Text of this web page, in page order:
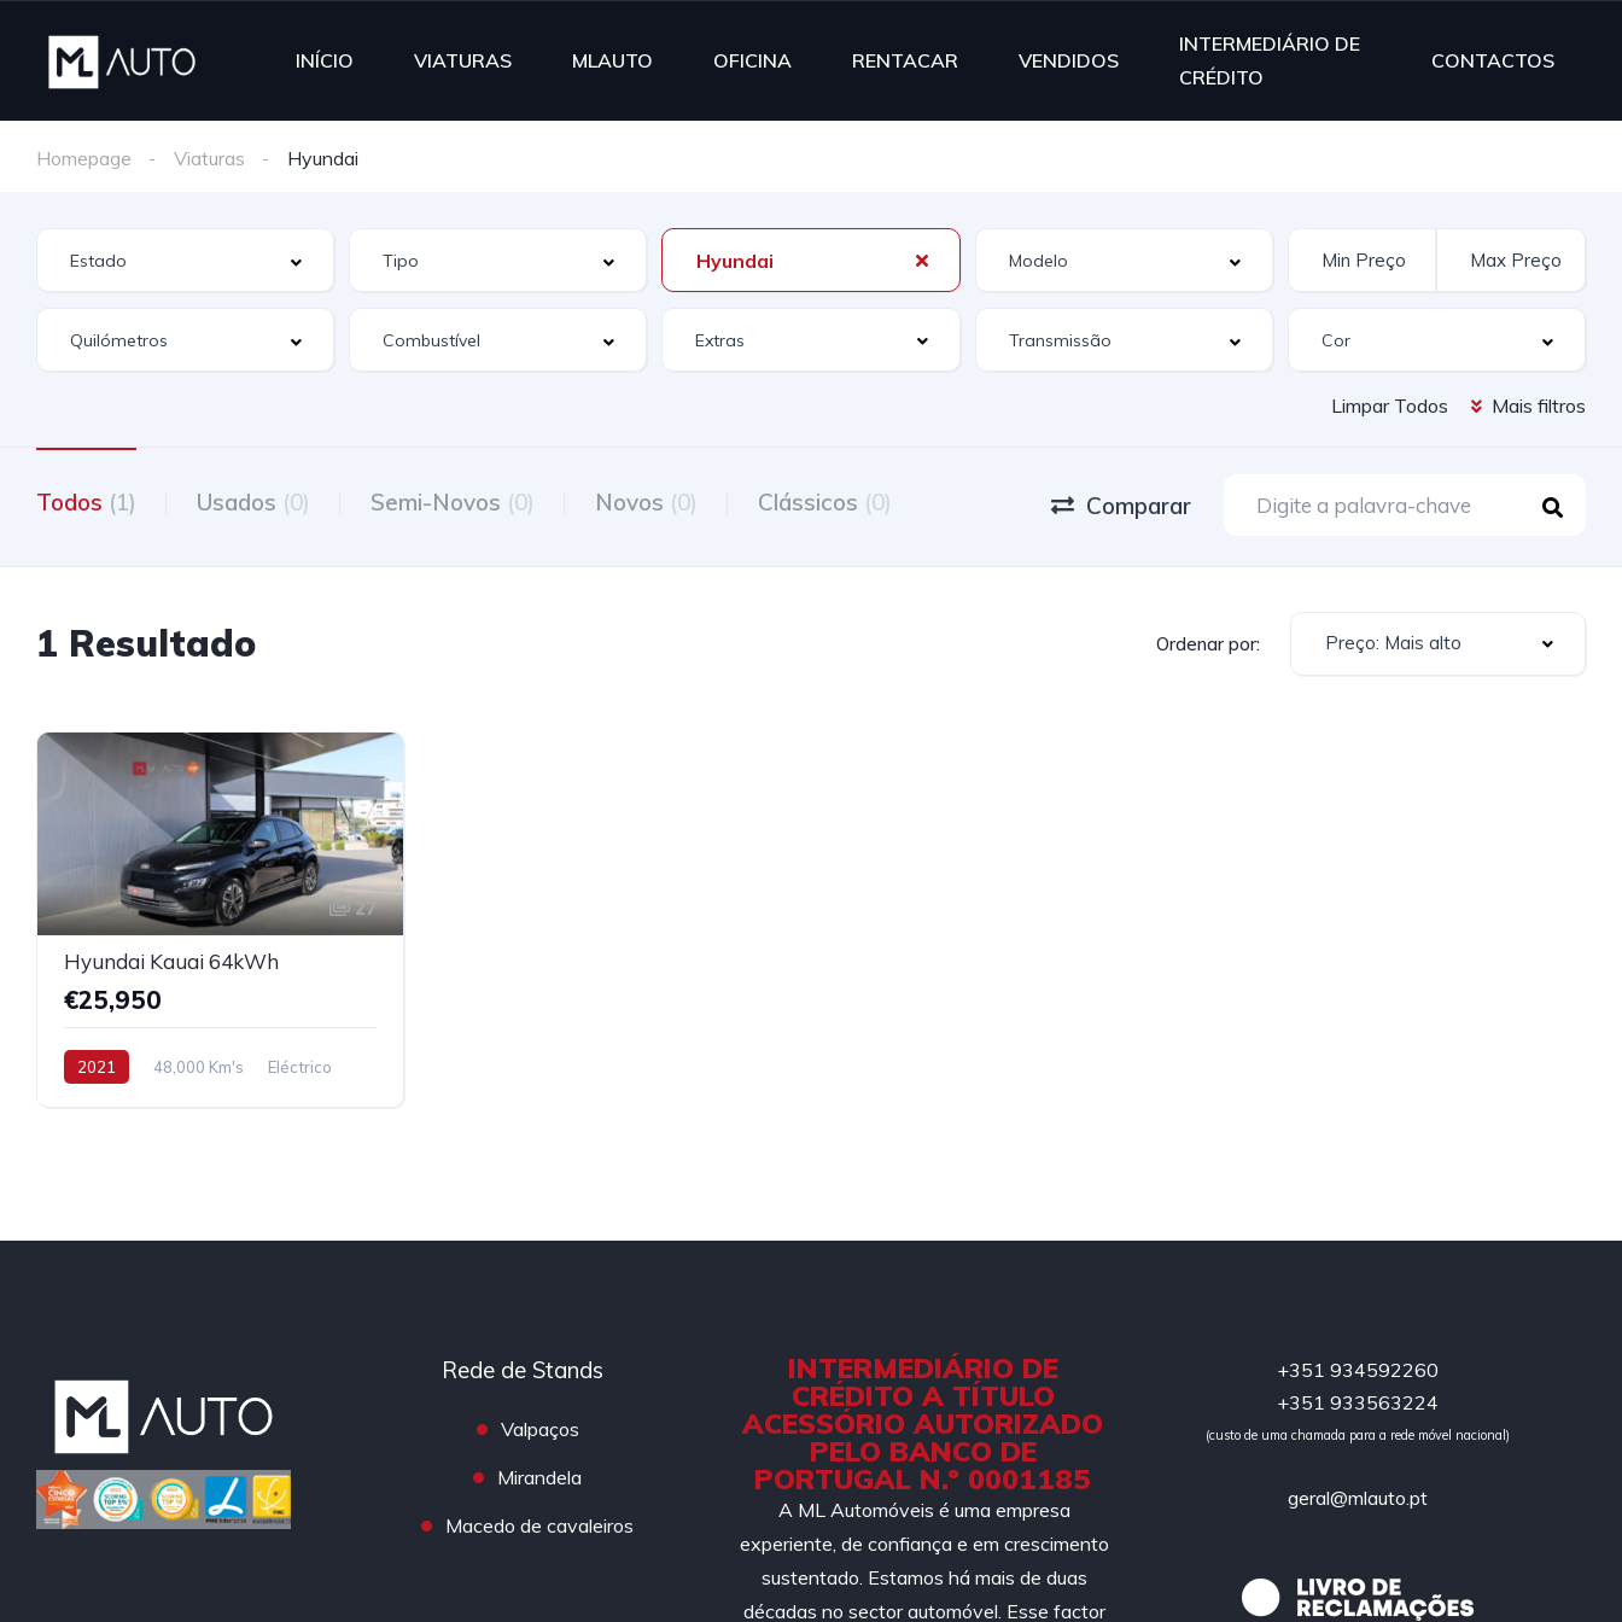
INÍCIO VIATURAS MLAUTO OFICINA RENTACAR VENDIDOS
INTERMEDIÁRIO DE
CRÉDITO
CONTACTOS
Homepage Viaturas Hyundai
Hyundai
Extras
Limpar Todos Mais filtros
Todos (1) Usados (0) Semi-Novos (0) Novos (0) Clássicos (0) Comparar
1 Resultado Ordenar por: Preço: Mais alto
27
Hyundai Kauai 64kWh
€25,950
2021 48,000 Km's Eléctrico
Rede de Stands
Valpaços
Mirandela
Macedo de cavaleiros
INTERMEDIÁRIO DE
CRÉDITO A TÍTULO
ACESSÓRIO AUTORIZADO
PELO BANCO DE
PORTUGAL N.º 0001185
A ML Automóveis é uma empresa
experiente, de confiança e em crescimento
sustentado. Estamos há mais de duas
décadas no sector automóvel. Esse factor
+351 934592260
+351 933563224
(custo de uma chamada para a rede móvel nacional)
geral@mlauto.pt